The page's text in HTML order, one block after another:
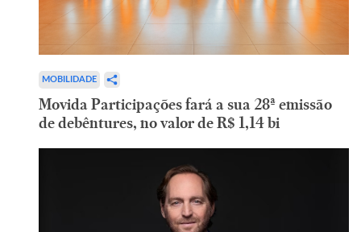
MOBILIDADE
Movida Participações fará a sua 28ª emissão
de debêntures, no valor de R$ 1,14 bi